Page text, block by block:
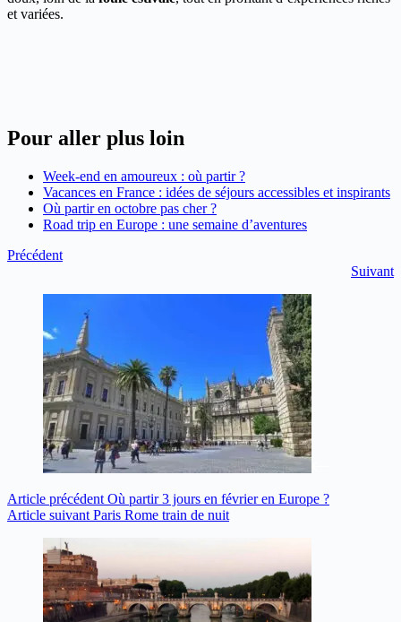
et variées.
Pour aller plus loin
Week-end en amoureux : où partir ?
Vacances en France : idées de séjours accessibles et inspirants
Où partir en octobre pas cher ?
Road trip en Europe : une semaine d’aventures
Précédent
Suivant
Article précédent Où partir 3 jours en février en Europe ?
Article suivant Paris Rome train de nuit